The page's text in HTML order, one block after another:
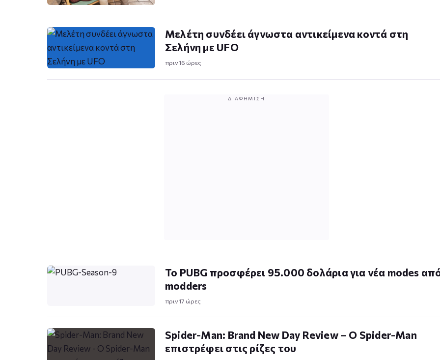
Μελέτη συνδέει άγνωστα αντικείμενα κοντά στη
Σελήνη με UFO
πριν 16 ώρες
ΔΙΑΦΉΜΙΣΗ
Το PUBG προσφέρει 95.000 δολάρια για νέα modes
modders
πριν 17 ώρες
Spider-Man: Brand New Day Review – Ο Spider-Man
επιστρέφει στις ρίζες του